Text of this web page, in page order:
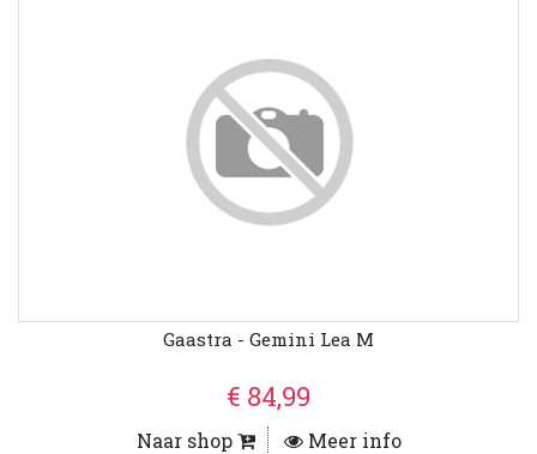
Gaastra - Gemini Lea M
€ 84,99
Naar shop Meer info